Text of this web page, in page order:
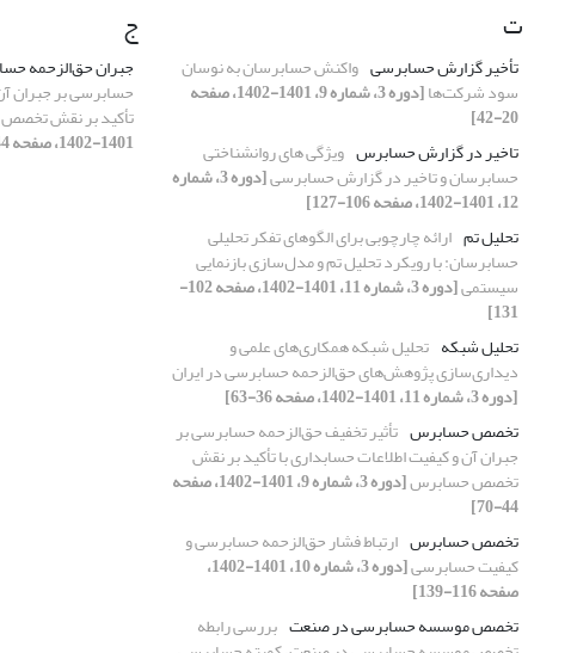
ت
تأخیر گزارش حسابرسی واکنش حسابرسان به نوسان
سود شرکت‌ها [دوره 3، شماره 9، 1401-1402، صفحه
20-42]
تاخیر در گزارش حسابرس ویژگی های روانشناختی
حسابرسان و تاخیر در گزارش حسابرسی [دوره 3، شماره
12، 1401-1402، صفحه 106-127]
تحلیل تم ارائه چارچوبی برای الگوهای تفکر تحلیلی
حسابرسان: با رویکرد تحلیل تم و مدل‌سازی بازنمایی
سیستمی [دوره 3، شماره 11، 1401-1402، صفحه 102-
131]
تحلیل شبکه تحلیل شبکه همکاری‌های علمی و
دیداری‌سازی پژوهش‌های حق‌الزحمه حسابرسی در ایران
[دوره 3، شماره 11، 1401-1402، صفحه 36-63]
تخصص حسابرس تأثیر تخفیف حق‌الزحمه حسابرسی بر
جبران آن و کیفیت اطلاعات حسابداری با تأکید بر نقش
تخصص حسابرس [دوره 3، شماره 9، 1401-1402، صفحه
44-70]
تخصص حسابرس ارتباط فشار حق‌الزحمه حسابرسی و
کیفیت حسابرسی [دوره 3، شماره 10، 1401-1402،
صفحه 116-139]
تخصص موسسه حسابرسی در صنعت بررسی رابطه
ج
جبران حق‌الزحمه
حسابرسی بر جبران
تأکید بر نقش
1401-1402، صفحه 44-70]